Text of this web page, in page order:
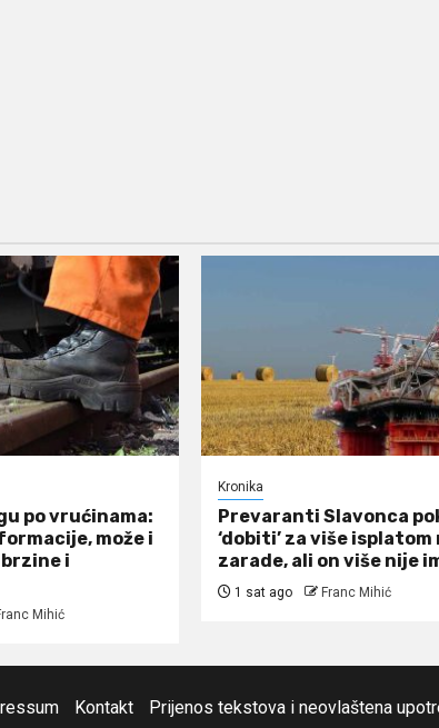
po vrućinama:
može i
i
Mihić
Kronika
Prevaranti Slavonca
‘dobiti’ za više
zarade, ali on više nije
1 sat ago Franc Mihić
Kontakt Prijenos tekstova i neovlaštena